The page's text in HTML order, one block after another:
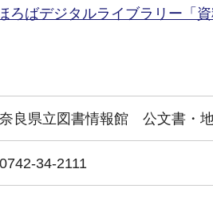
ばデジタルライブラリー「
奈良県立図書情報館 公文書・
0742-34-2111